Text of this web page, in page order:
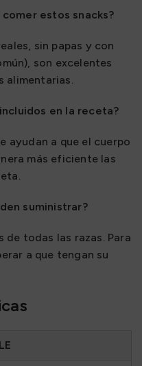
estos snacks?
sin papas y con
son excelentes
alimentarias.
en la receta?
ayudan a que el cuerpo
más eficiente las
suministrar?
todas las razas. Para
a que tengan su